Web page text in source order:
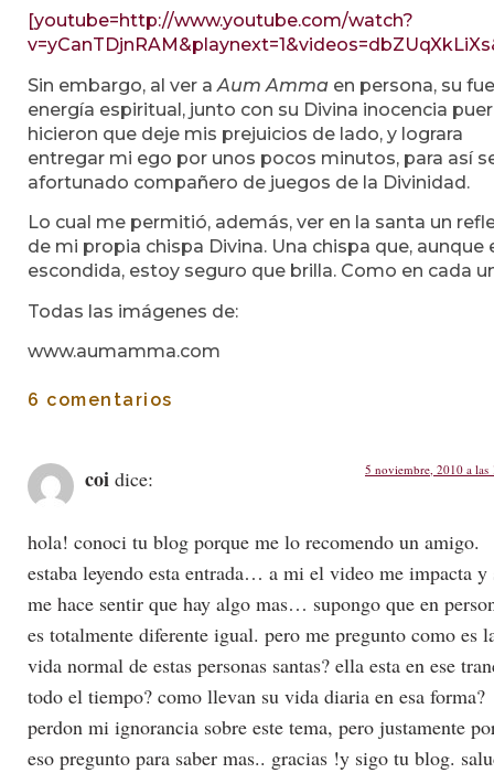
[youtube=http://www.youtube.com/watch?
Sin embargo, al ver a Aum Amma en persona, su
energía espiritual, junto con su Divina inocencia
hicieron que deje mis prejuicios de lado, y lograra
entregar mi ego por unos pocos minutos, para así
afortunado compañero de juegos de la Divinidad.
Lo cual me permitió, además, ver en la santa un
de mi propia chispa Divina. Una chispa que, aunque
escondida, estoy seguro que brilla. Como en cada
Todas las imágenes de:
www.aumamma.com
6 comentarios
coi dice: 5 noviembre, 2010 a las
hola! conoci tu blog porque me lo recomendo un amigo.
estaba leyendo esta entrada… a mi el video me impacta y
me hace sentir que hay algo mas… supongo que en
es totalmente diferente igual. pero me pregunto como es
vida normal de estas personas santas? ella esta en ese
todo el tiempo? como llevan su vida diaria en esa forma?
perdon mi ignorancia sobre este tema, pero justamente
eso pregunto para saber mas.. gracias !y sigo tu blog.